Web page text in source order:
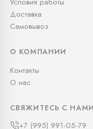
Доставка
Самовывоз
О КОМПАНИИ
Контакты
О нас
СВЯЖИТЕСЬ С НАМИ
+7 (995) 991-05-79